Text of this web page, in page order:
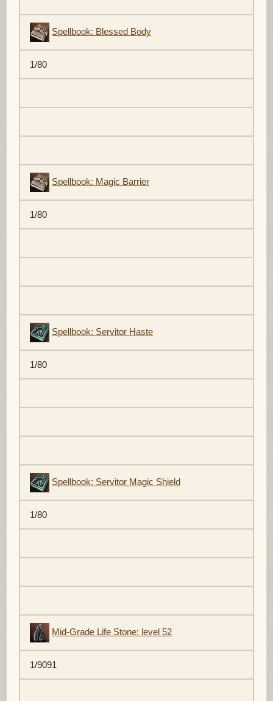
Spellbook: Blessed Body
1/80
Spellbook: Magic Barrier
1/80
Spellbook: Servitor Haste
1/80
Spellbook: Servitor Magic Shield
1/80
Mid-Grade Life Stone: level 52
1/9091